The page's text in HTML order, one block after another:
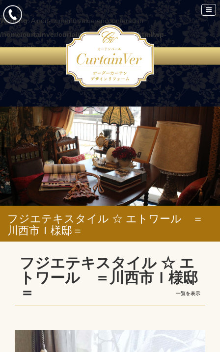
Warning: A non-numeric value encountered in
/home/curtainver/curtain-ver.com/public_html/wp-
content/themes/curtain/functions.php
on line 86
フジエテキスタイル ☆ エトワール ＝
川西市Ｉ様邸＝
フジエテキスタイル ☆ エ
トワール ＝川西市Ｉ様邸
＝
一覧を表示